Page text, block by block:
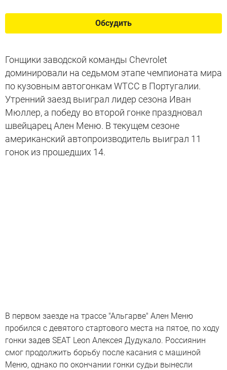
Обсудить
Гонщики заводской команды Chevrolet
доминировали на седьмом этапе чемпионата мира
по кузовным автогонкам WTCC в Португалии.
Утренний заезд выиграл лидер сезона Иван
Мюллер, а победу во второй гонке праздновал
швейцарец Ален Меню. В текущем сезоне
американский автопроизводитель выиграл 11
гонок из прошедших 14.
В первом заезде на трассе "Альгарве" Ален Меню
пробился с девятого стартового места на пятое, по ходу
гонки задев SEAT Leon Алексея Дудукало. Россиянин
смог продолжить борьбу после касания с машиной
Меню, однако по окончании гонки судьи вынесли